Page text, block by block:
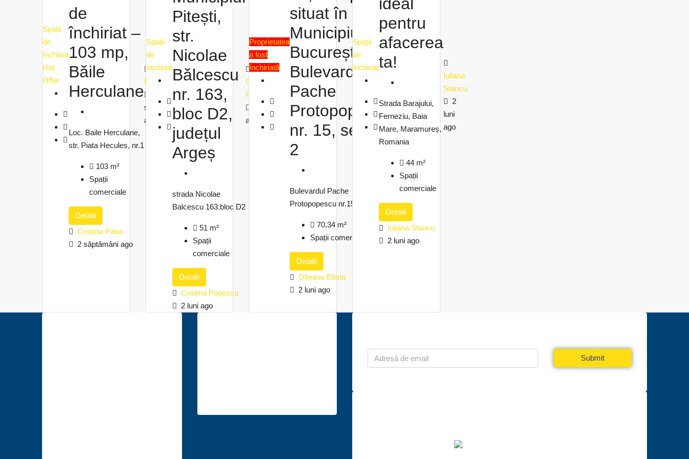
Spații
de
închiriat
Hot
Offer
de
închiriat –
103 mp,
Băile
Herculane
Loc. Baile Herculane,
str. Piata Hecules, nr.1
103 m²
Spații
comerciale
Detalii
Cristina Pana
2 săptămâni ago
Cristina
Pana
săptămâni
ago
Spații
de
închiriat
Pitești,
str.
Nicolae
Bălcescu
nr. 163,
bloc D2,
județul
Argeș
strada Nicolae
Balcescu 163.bloc D2
51 m²
Spații
comerciale
Detalii
Cristina Popescu
2 luni ago
Cristina
Popescu
ago
Proprietatea
a fost
închiriată
situat în
Municipiul
București,
Bulevardul
Pache
Protopopescu,
nr. 15, sector
2
Bulevardul Pache
Protopopescu nr.15, sector 2
70,34 m²
Spații comerciale
Detalii
Olteanu Elena
2 luni ago
2 luni
ago
Spații
de
închiriat
pentru
afacerea
ta!
Strada Barajului,
Ferneziu, Baia
Mare, Maramureș,
Romania
44 m²
Spații
comerciale
Detalii
Iuliana Stancu
2 luni ago
Iuliana
Stancu
2
luni
ago
Submit